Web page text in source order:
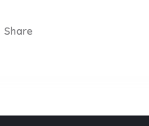
Share